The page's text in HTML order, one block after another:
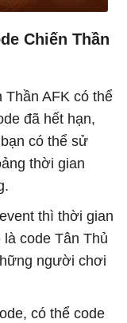
Chiến Thần
AFK có thể
đã hết hạn,
có thể sử
thời gian
thì thời gian
code Tân Thủ
người chơi
có thể code